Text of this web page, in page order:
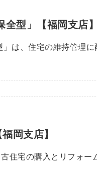
全型」【福岡支店】
」は、住宅の維持管理
岡支店】
住宅の購入とリフォ